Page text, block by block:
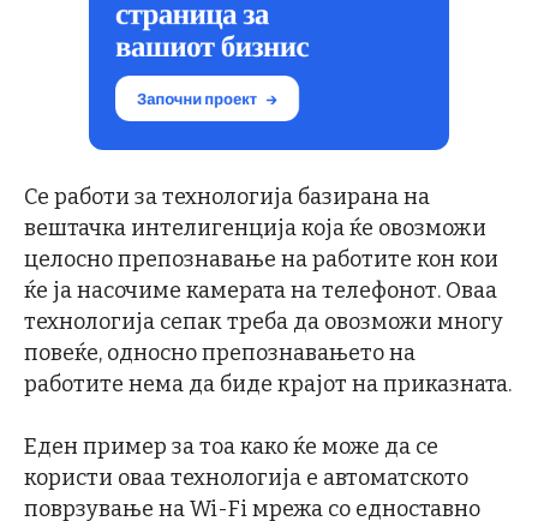
Се работи за технологија базирана на
вештачка интелигенција која ќе овозможи
целосно препознавање на работите кон кои
ќе ја насочиме камерата на телефонот. Оваа
технологија сепак треба да овозможи многу
повеќе, односно препознавањето на
работите нема да биде крајот на приказната.
Еден пример за тоа како ќе може да се
користи оваа технологија е автоматското
поврзување на Wi-Fi мрежа со едноставно